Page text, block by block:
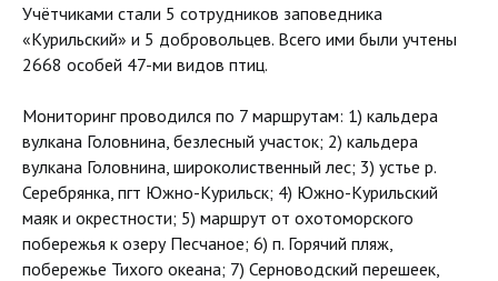
Учётчиками стали 5 сотрудников заповедника
«Курильский» и 5 добровольцев. Всего ими были учтены
2668 особей 47-ми видов птиц.
Мониторинг проводился по 7 маршрутам: 1) кальдера
вулкана Головнина, безлесный участок; 2) кальдера
вулкана Головнина, широколиственный лес; 3) устье р.
Серебрянка, пгт Южно-Курильск; 4) Южно-Курильский
маяк и окрестности; 5) маршрут от охотоморского
побережья к озеру Песчаное; 6) п. Горячий пляж,
побережье Тихого океана; 7) Серноводский перешеек,